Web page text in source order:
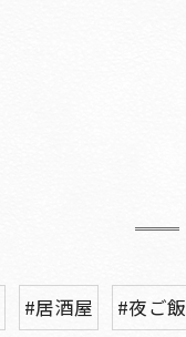
#居酒屋 #夜ご飯